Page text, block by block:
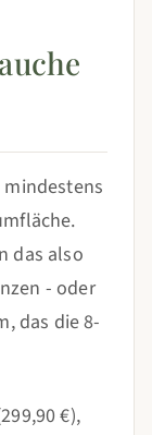
das also
- oder
das die 8-
€),